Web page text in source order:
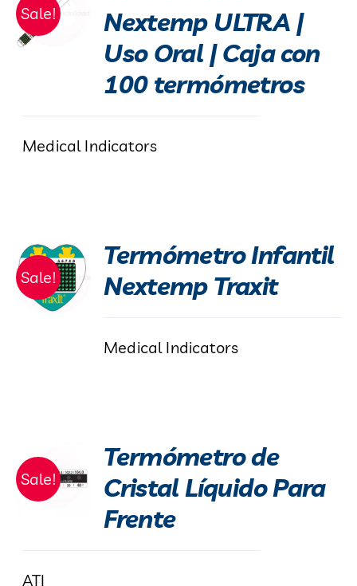
Blog
Sale!
Nextemp ULTRA |
Uso Oral | Caja con
100 termómetros
Medical Indicators
Sale!
Termómetro Infantil
Nextemp Traxit
Medical Indicators
Sale!
Termómetro de
Cristal Líquido Para
Frente
ATI